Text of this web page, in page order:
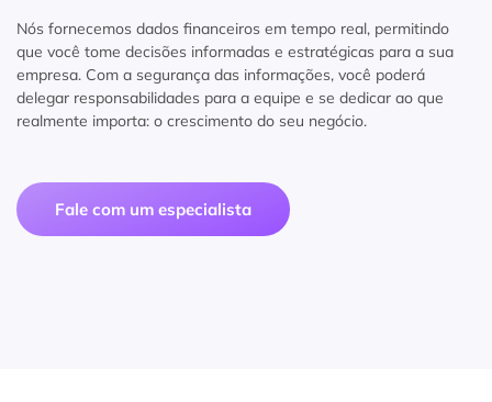
Nós fornecemos dados financeiros em tempo real, permitindo
que você tome decisões informadas e estratégicas para a sua
empresa. Com a segurança das informações, você poderá
delegar responsabilidades para a equipe e se dedicar ao que
realmente importa: o crescimento do seu negócio.
Fale com um especialista